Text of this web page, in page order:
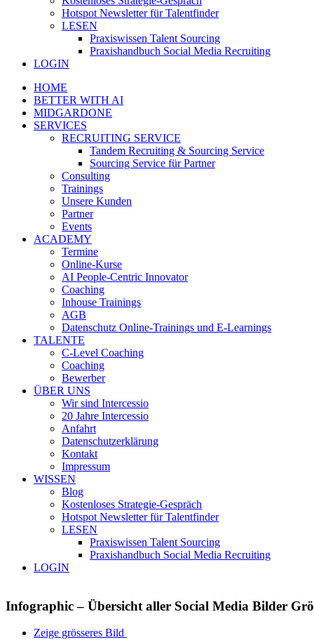
Hotspot Newsletter für Talentfinder
LESEN
Praxiswissen Talent Sourcing
Praxishandbuch Social Media Recruiting
LOGIN
HOME
BETTER WITH AI
MIDGARDONE
SERVICES
RECRUITING SERVICE
Tandem Recruiting & Sourcing Service
Sourcing Service für Partner
Consulting
Trainings
Unsere Kunden
Partner
Events
ACADEMY
Termine
Online-Kurse
AI People-Centric Innovator
Coaching
Inhouse Trainings
AGB
Datenschutz Online-Trainings und E-Learnings
TALENTE
C-Level Coaching
Coaching
Bewerber
ÜBER UNS
Wir sind Intercessio
20 Jahre Intercessio
Anfahrt
Datenschutzerklärung
Kontakt
Impressum
WISSEN
Blog
Kostenloses Strategie-Gespräch
Hotspot Newsletter für Talentfinder
LESEN
Praxiswissen Talent Sourcing
Praxishandbuch Social Media Recruiting
LOGIN
Infographic – Übersicht aller Social Media Bilder
Zeige grösseres Bild